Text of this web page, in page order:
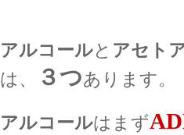
アルコールと アセト
は、
３つあります。
アルコールはまず